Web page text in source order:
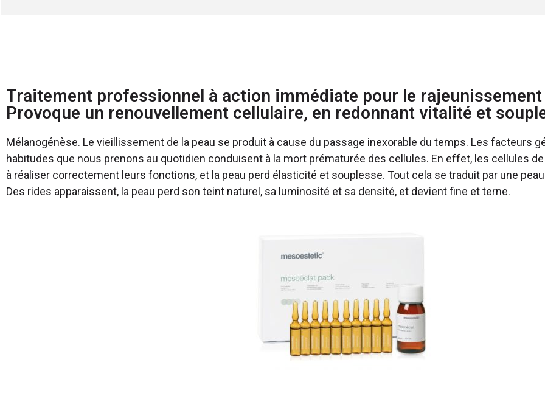
Traitement professionnel à action immédiate pour le rajeunissement
Provoque un renouvellement cellulaire, en redonnant vitalité et
Mélanogénèse. Le vieillissement de la peau se produit à cause du passage inexorable du temps. Les facteurs
habitudes que nous prenons au quotidien conduisent à la mort prématurée des cellules. En effet, les cellules
à réaliser correctement leurs fonctions, et la peau perd élasticité et souplesse. Tout cela se traduit par une
Des rides apparaissent, la peau perd son teint naturel, sa luminosité et sa densité, et devient fine et terne.